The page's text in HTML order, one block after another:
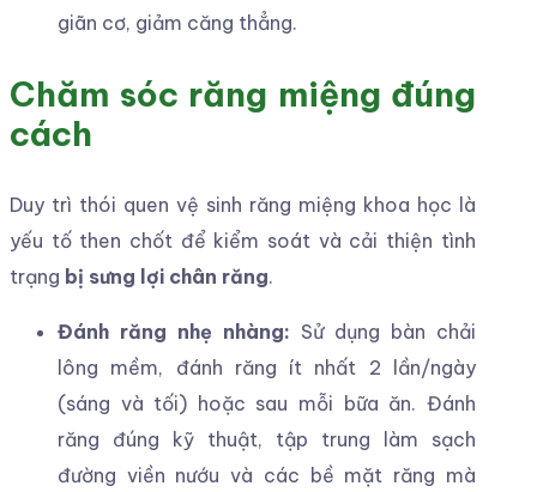
giãn cơ, giảm căng thẳng.
Chăm sóc răng miệng đúng
cách
Duy trì thói quen vệ sinh răng miệng khoa học là
yếu tố then chốt để kiểm soát và cải thiện tình
trạng bị sưng lợi chân răng.
Đánh răng nhẹ nhàng: Sử dụng bàn chải
lông mềm, đánh răng ít nhất 2 lần/ngày
(sáng và tối) hoặc sau mỗi bữa ăn. Đánh
răng đúng kỹ thuật, tập trung làm sạch
đường viền nướu và các bề mặt răng mà